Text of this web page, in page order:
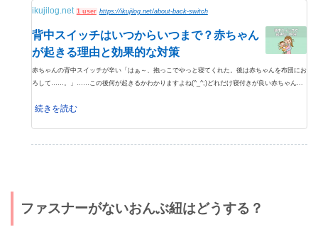
ikujilog.net 1 user https://ikujilog.net/about-back-switch
背中スイッチはいつからいつまで？赤ちゃん
が起きる理由と効果的な対策
赤ちゃんの背中スイッチが辛い「はぁ～、抱っこでやっと寝てくれた。後は赤ちゃんを布団にお
ろして……。」……この後何が起きるかわかりますよね(^_^;)どれだけ寝付きが良い赤ちゃん...
続きを読む
ファスナーがないおんぶ紐はどうする？